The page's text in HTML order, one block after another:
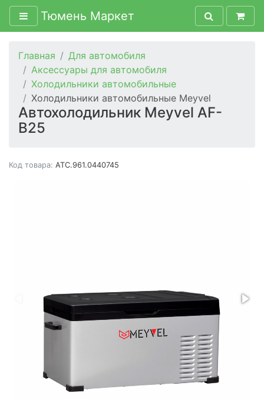
Тюмень Маркет
Главная
Для автомобиля
Аксессуары для автомобиля
Холодильники автомобильные
Холодильники автомобильные Meyvel
Автохолодильник Meyvel AF-
B25
Код товара: ATC.961.0440745